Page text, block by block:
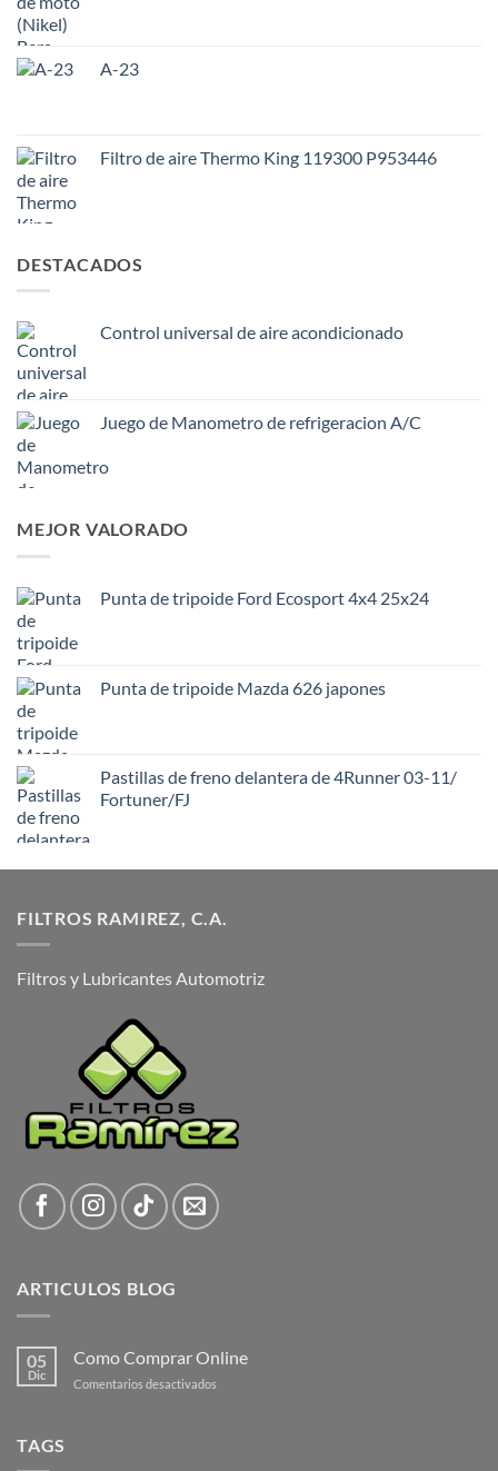
A-23
Filtro de aire Thermo King 119300 P953446
DESTACADOS
Control universal de aire acondicionado
Juego de Manometro de refrigeracion A/C
MEJOR VALORADO
Punta de tripoide Ford Ecosport 4x4 25x24
Punta de tripoide Mazda 626 japones
Pastillas de freno delantera de 4Runner 03-11/
Fortuner/FJ
FILTROS RAMIREZ, C.A.
Filtros y Lubricantes Automotriz
ARTICULOS BLOG
05
Dic
Como Comprar Online
Comentarios desactivados
TAGS